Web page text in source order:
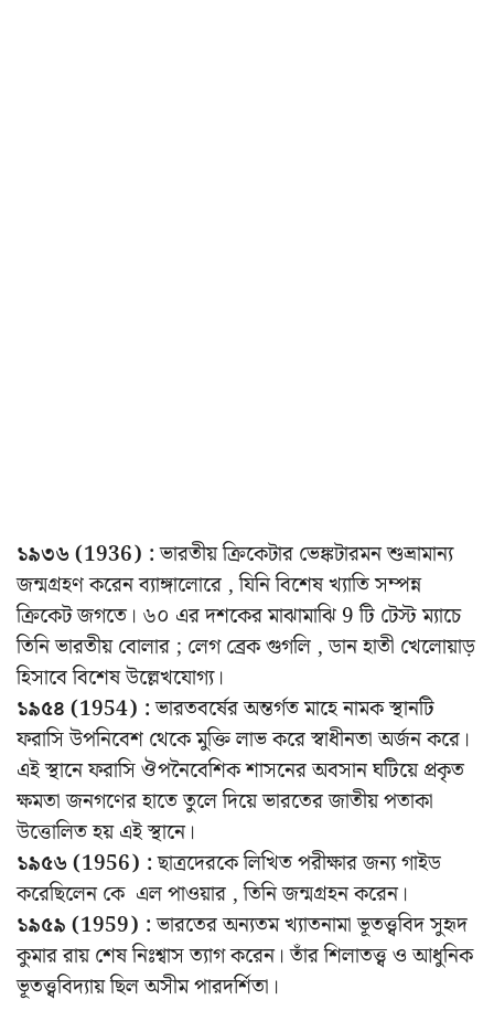
১৯৩৬ (1936) :ভারতীয় ক্রিকেটার ভেঙ্কটারমন শুভ্রামান্য
জন্মগ্রহণ করেন ব্যাঙ্গালোরে , যিনি বিশেষ খ্যাতি সম্পন্ন
ক্রিকেট জগতে। ৬০ এর দশকের মাঝামাঝি 9 টি টেস্ট ম্যাচে
তিনি ভারতীয় বোলার ; লেগ ব্রেক গুগলি , ডান হাতী খেলোয়াড়
হিসাবে বিশেষ উল্লেখযোগ্য।
১৯৫৪ (1954) :ভারতবর্ষের অন্তর্গত মাহে নামক স্থানটি
ফরাসি উপনিবেশ থেকে মুক্তি লাভ করে স্বাধীনতা অর্জন করে।
এই স্থানে ফরাসি ঔপনৈবেশিক শাসনের অবসান ঘটিয়ে প্রকৃত
ক্ষমতা জনগণের হাতে তুলে দিয়ে ভারতের জাতীয় পতাকা
উত্তোলিত হয় এই স্থানে।
১৯৫৬ (1956) :ছাত্রদেরকে লিখিত পরীক্ষার জন্য গাইড
করেছিলেন কে এল পাওয়ার , তিনি জন্মগ্রহন করেন।
১৯৫৯ (1959) :ভারতের অন্যতম খ্যাতনামা ভূতত্ত্ববিদ সুহৃদ
কুমার রায় শেষ নিঃশ্বাস ত্যাগ করেন। তাঁর শিলাতত্ত্ব ও আধুনিক
ভূতত্ত্ববিদ্যায় ছিল অসীম পারদর্শিতা।